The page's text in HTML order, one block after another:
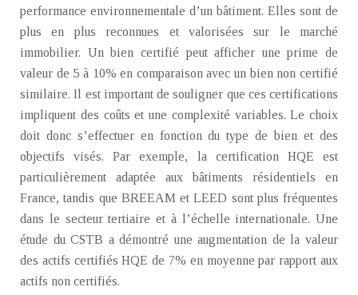
performance environnementale d’un bâtiment. Elles sont de
plus en plus reconnues et valorisées sur le marché
immobilier. Un bien certifié peut afficher une prime de
valeur de 5 à 10% en comparaison avec un bien non certifié
similaire. Il est important de souligner que ces certifications
impliquent des coûts et une complexité variables. Le choix
doit donc s’effectuer en fonction du type de bien et des
objectifs visés. Par exemple, la certification HQE est
particulièrement adaptée aux bâtiments résidentiels en
France, tandis que BREEAM et LEED sont plus fréquentes
dans le secteur tertiaire et à l’échelle internationale. Une
étude du CSTB a démontré une augmentation de la valeur
des actifs certifiés HQE de 7% en moyenne par rapport aux
actifs non certifiés.